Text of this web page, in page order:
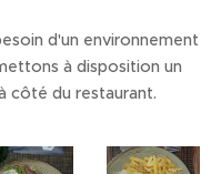
d'un environnement
à disposition un
côté du restaurant.